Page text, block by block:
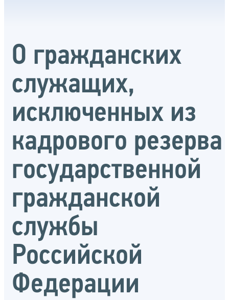
О гражданских
служащих,
исключенных из
кадрового резерва
государственной
гражданской
службы
Российской
Федерации